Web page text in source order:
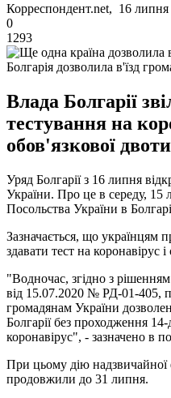
Корреспондент.net, 16 липня
0
1293
Болгарія дозволила в'їзд
Влада Болгарії
тестування на
обов'язкової
Уряд Болгарії з 16 липня
України. Про це в середу, 15
Посольства України в
Зазначається, що українцям
здавати тест на коронавірус
"Водночас, згідно з
від 15.07.2020 № РД-01-405,
громадянам України
Болгарії без проходження
коронавірус", - зазначено в
При цьому дію надзвичайної
продовжили до 31 липня.